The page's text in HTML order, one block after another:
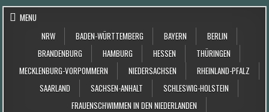
Skip to content
MENU
NRW
BADEN-WÜRTTEMBERG BAYERN
BERLIN
BRANDENBURG
HAMBURG HESSEN
THÜRINGEN
MECKLENBURG-VORPOMMERN
NIEDERSACHSEN
RHEINLAND-PFALZ
SAARLAND
SACHSEN-ANHALT
SCHLESWIG-HOLSTEIN
FRAUENSCHWIMMEN IN DEN NIEDERLANDEN